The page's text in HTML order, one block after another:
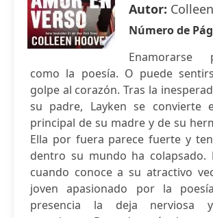
Autor:
Número de
Enamorarse
como la poesía. O puede
golpe al corazón. Tras la
su padre, Layken se convierte
principal de su madre y de su
Ella por fuera parece fuerte y
dentro su mundo ha colapsado.
cuando conoce a su atractivo
joven apasionado por la
presencia la deja nerviosa